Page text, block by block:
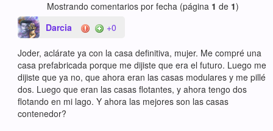
Mostrando comentarios por fecha (página 1 de 1)
Darcia
+0
Joder, aclárate ya con la casa definitiva, mujer. Me compré una
casa prefabricada porque me dijiste que era el futuro. Luego me
dijiste que ya no, que ahora eran las casas modulares y me pillé
dos. Luego que eran las casas flotantes, y ahora tengo dos
flotando en mi lago. Y ahora las mejores son las casas
contenedor?